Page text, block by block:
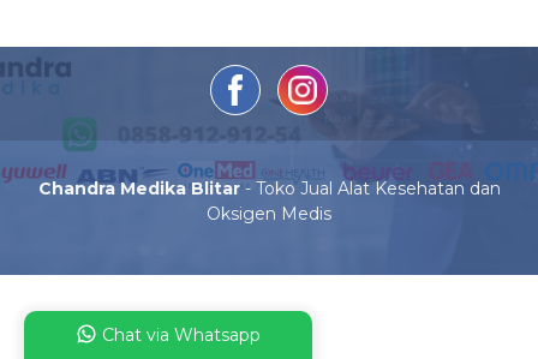
Chandra Medika Blitar- Toko Jual Alat Kesehatan dan
Oksigen Medis
Chat via Whatsapp